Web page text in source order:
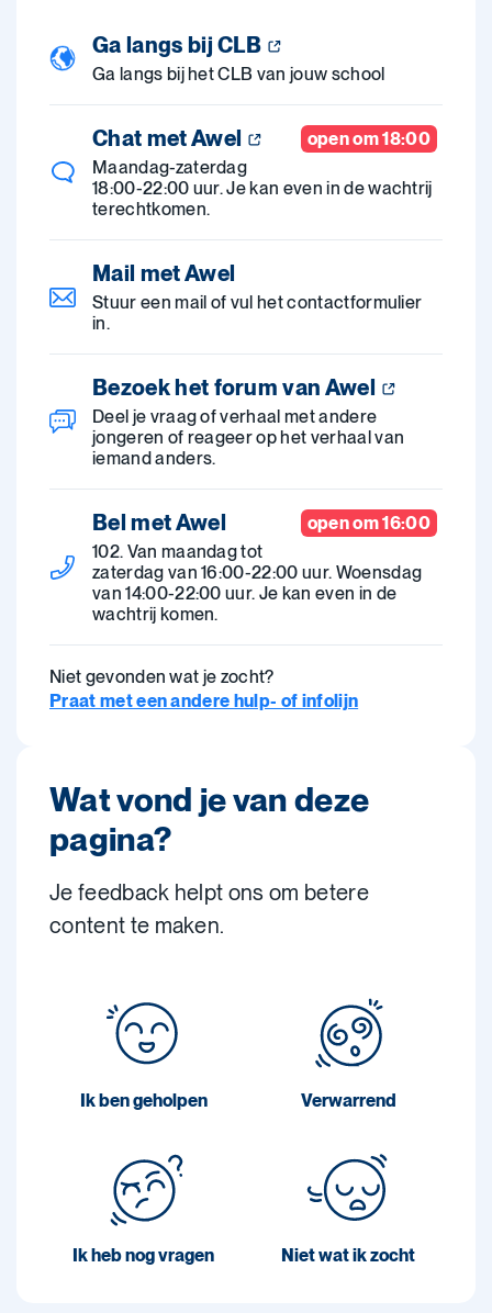
Ga langs bij CLB
Ga langs bij het CLB van jouw school
open om 18:00
Chat met Awel
Maandag-zaterdag
18:00-22:00 uur. Je kan even in de wachtrij
terechtkomen.
Mail met Awel
Stuur een mail of vul het contactformulier
in.
Bezoek het forum van Awel
Deel je vraag of verhaal met andere
jongeren of reageer op het verhaal van
iemand anders.
open om 16:00
Bel met Awel
102. Van maandag tot
zaterdag van 16:00-22:00 uur. Woensdag
van 14:00-22:00 uur. Je kan even in de
wachtrij komen.
Niet gevonden wat je zocht?
Praat met een andere hulp- of infolijn
Wat vond je van deze
pagina?
Je feedback helpt ons om betere
content te maken.
Ik ben geholpen Verwarrend
Ik heb nog vragen Niet wat ik zocht